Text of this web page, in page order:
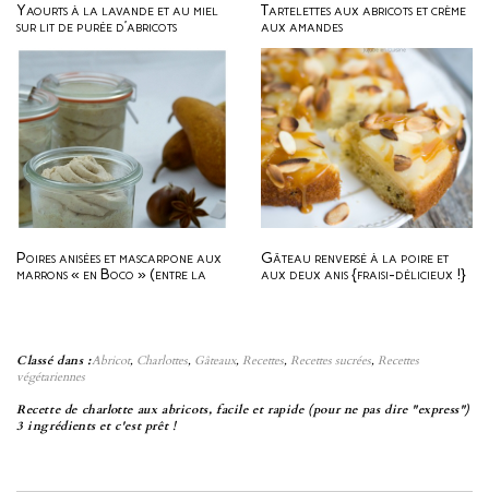
Yaourts à la lavande et au miel
sur lit de purée d’abricots
Tartelettes aux abricots et crème
aux amandes
Poires anisées et mascarpone aux
marrons « en Boco » (entre la
Gâteau renversé à la poire et
aux deux anis {fraisi-délicieux !}
Classé dans :Abricot, Charlottes, Gâteaux, Recettes, Recettes sucrées, Recettes
végétariennes
Recette de charlotte aux abricots, facile et rapide (pour ne pas dire "express")
3 ingrédients et c'est prêt !